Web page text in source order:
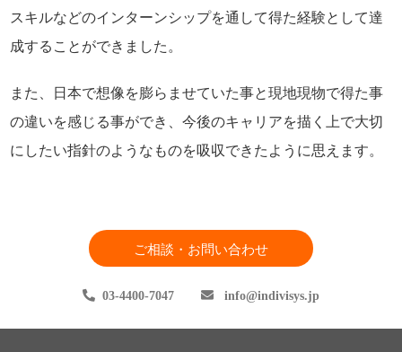
スキルなどのインターンシップを通して得た経験として達
成することができました。
また、日本で想像を膨らませていた事と現地現物で得た事
の違いを感じる事ができ、今後のキャリアを描く上で大切
にしたい指針のようなものを吸収できたように思えます。
ご相談・お問い合わせ
03-4400-7047 info indivisys.jp